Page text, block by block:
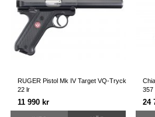
RUGER Pistol Mk IV Target VQ-Tryck
22 lr
11 990 kr
357
24